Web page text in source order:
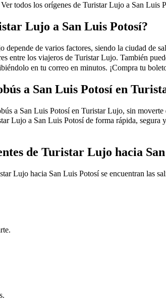
Ver todos los orígenes de Turistar Lujo a San Luis
Lujo a San Luis Potosí?
de varios factores, siendo la ciudad de
entre los viajeros de Turistar Lujo. También
en tu correo en minutos. ¡Compra tu
a San Luis Potosí en
a San Luis Potosí en Turistar Lujo, sin
Lujo a San Luis Potosí de forma rápida,
de Turistar Lujo hacia
Lujo hacia San Luis Potosí se encuentran las